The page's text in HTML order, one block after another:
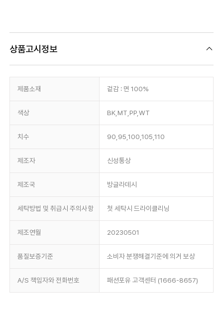
상품고시정보
제품소재 겉감 : 면 100%
색상 BK,MT,PP,WT
치수 90,95,100,105,110
제조자 신성통상
제조국 방글라데시
세탁방법 및 취급시 주의사항 첫 세탁시 드라이클리닝
제조연월 20230501
품질보증기준 소비자 분쟁해결기준에 의거 보상
A/S 책임자와 전화번호 패션포유 고객센터 (1666-8657)